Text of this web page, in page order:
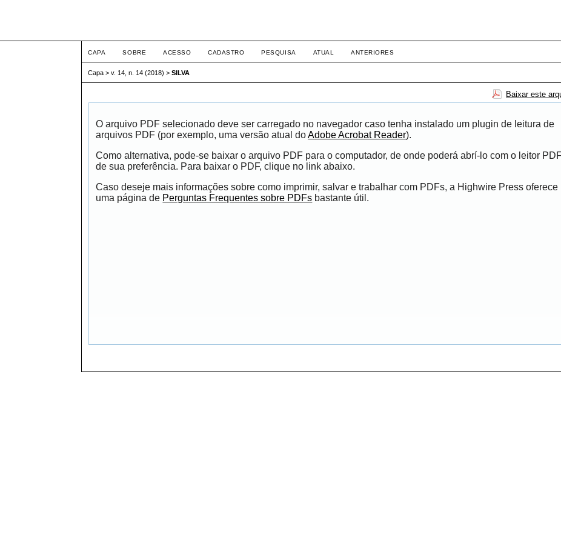
CAPA SOBRE ACESSO CADASTRO PESQUISA ATUAL ANTERIORES
Capa >v. 14, n. 14 (2018) >SILVA
Baixar este
O arquivo PDF selecionado deve ser carregado no navegador caso tenha instalado um plugin de leitura de
arquivos PDF (por exemplo, uma versão atual doAdobe Acrobat Reader).
Como alternativa, pode-se baixar o arquivo PDF para o computador, de onde poderá abrí-lo com o leitor
de sua preferência. Para baixar o PDF, clique no link abaixo.
Caso deseje mais informações sobre como imprimir, salvar e trabalhar com PDFs, a Highwire Press oferece
uma página de Perguntas Frequentes sobre PDFs bastante útil.